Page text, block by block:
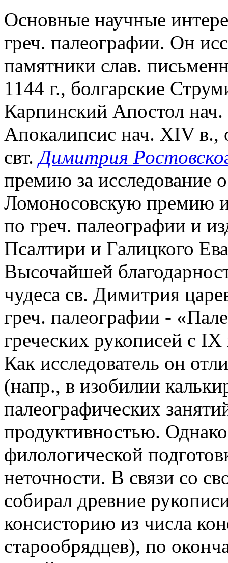
Основные научные
греч. палеографии. Он
памятники слав.
1144 г., болгарские
Карпинский Апостол
Апокалипсис нач. XIV в.,
свт.Димитрия
премию за исследование
Ломоносовскую премию
по греч. палеографии и
Псалтири и Галицкого
Высочайшей
чудеса св. Димитрия
греч. палеографии -
греческих рукописей с
Как исследователь он
(напр., в изобилии
палеографических
продуктивностью. Однако
филологической
неточности. В связи со
собирал древние
консисторию из числа
старообрядцев), по